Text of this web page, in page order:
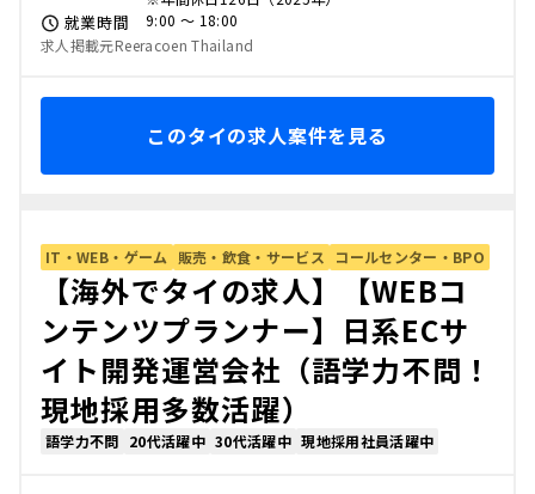
就業時間
9:00 〜 18:00
求人掲載元Reeracoen Thailand
このタイの求人案件を見る
IT・WEB・ゲーム 販売・飲食・サービス コールセンター・BPO
【海外でタイの求人】【WEBコ
ンテンツプランナー】日系ECサ
イト開発運営会社（語学力不問！
現地採用多数活躍）
語学力不問 20代活躍中 30代活躍中 現地採用社員活躍中